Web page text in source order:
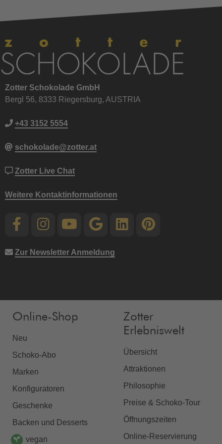
Zotter Schokolade GmbH
Bergl 56, 8333 Riegersburg, AUSTRIA
+43 3152 5554
schokolade@zotter.at
Zotter Live Chat
Weitere Kontaktinformationen
Zur Newsletter Anmeldung
Online-Shop
Neu
Schoko-Abo
Marken
Konfiguratoren
Geschenke
Backen und Desserts
vegan
Zotter
Erlebniswelt
Übersicht
Attraktionen
Philosophie
Preise & Schoko-Tour
Öffnungszeiten
Online-Reservierung